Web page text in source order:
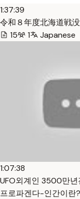
1:37:39
令和８年度北海道戦
15
1 Japanese
1:07:38
UFO외계인 3500만
프로파겐다-인간이